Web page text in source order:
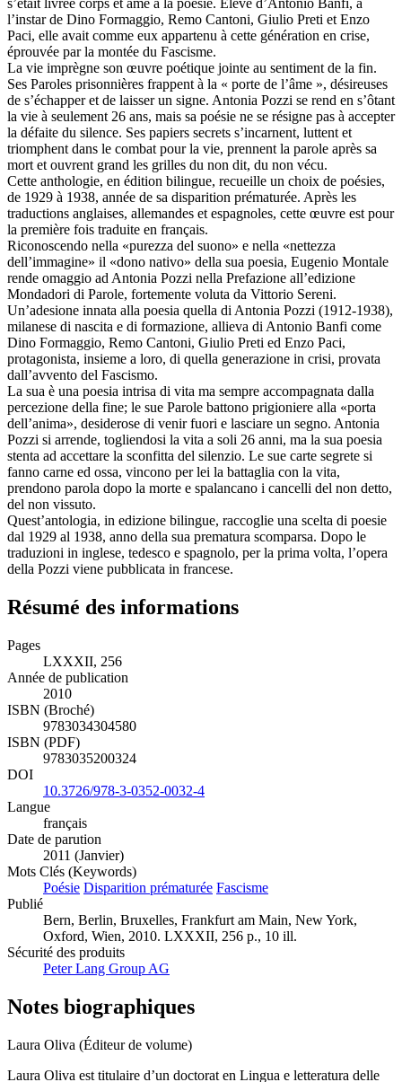
Antonia Pozzi (1912-1938), milanaise de naissance et de formation,
s’était livrée corps et âme à la poésie. Elève d’Antonio Banfi, à
l’instar de Dino Formaggio, Remo Cantoni, Giulio Preti et Enzo
Paci, elle avait comme eux appartenu à cette génération en crise,
éprouvée par la montée du Fascisme.
La vie imprègne son œuvre poétique jointe au sentiment de la fin.
Ses Paroles prisonnières frappent à la « porte de l’âme », désireuses
de s’échapper et de laisser un signe. Antonia Pozzi se rend en s’ôtant
la vie à seulement 26 ans, mais sa poésie ne se résigne pas à accepter
la défaite du silence. Ses papiers secrets s’incarnent, luttent et
triomphent dans le combat pour la vie, prennent la parole après sa
mort et ouvrent grand les grilles du non dit, du non vécu.
Cette anthologie, en édition bilingue, recueille un choix de poésies,
de 1929 à 1938, année de sa disparition prématurée. Après les
traductions anglaises, allemandes et espagnoles, cette œuvre est pour
la première fois traduite en français.
Riconoscendo nella «purezza del suono» e nella «nettezza
dell’immagine» il «dono nativo» della sua poesia, Eugenio Montale
rende omaggio ad Antonia Pozzi nella Prefazione all’edizione
Mondadori di Parole, fortemente voluta da Vittorio Sereni.
Un’adesione innata alla poesia quella di Antonia Pozzi (1912-1938),
milanese di nascita e di formazione, allieva di Antonio Banfi come
Dino Formaggio, Remo Cantoni, Giulio Preti ed Enzo Paci,
protagonista, insieme a loro, di quella generazione in crisi, provata
dall’avvento del Fascismo.
La sua è una poesia intrisa di vita ma sempre accompagnata dalla
percezione della fine; le sue Parole battono prigioniere alla «porta
dell’anima», desiderose di venir fuori e lasciare un segno. Antonia
Pozzi si arrende, togliendosi la vita a soli 26 anni, ma la sua poesia
stenta ad accettare la sconfitta del silenzio. Le sue carte segrete si
fanno carne ed ossa, vincono per lei la battaglia con la vita,
prendono parola dopo la morte e spalancano i cancelli del non detto,
del non vissuto.
Quest’antologia, in edizione bilingue, raccoglie una scelta di poesie
dal 1929 al 1938, anno della sua prematura scomparsa. Dopo le
traduzioni in inglese, tedesco e spagnolo, per la prima volta, l’opera
LXXXII, 256
Année de publication
2010
ISBN (Broché)
9783034304580
ISBN (PDF)
10.3726/978-3-0352-0032-4
Langue
français
Date de parution
2011 (Janvier)
Mots Clés (Keywords)
Bern, Berlin, Bruxelles, Frankfurt am Main, New York,
Oxford, Wien, 2010. LXXXII, 256 p., 10 ill.
Sécurité des produits
Notes biographiques